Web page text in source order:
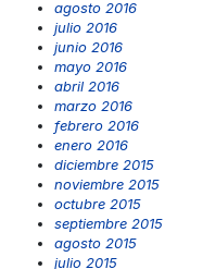
agosto 2016
julio 2016
junio 2016
mayo 2016
abril 2016
marzo 2016
febrero 2016
enero 2016
diciembre 2015
noviembre 2015
octubre 2015
septiembre 2015
agosto 2015
julio 2015